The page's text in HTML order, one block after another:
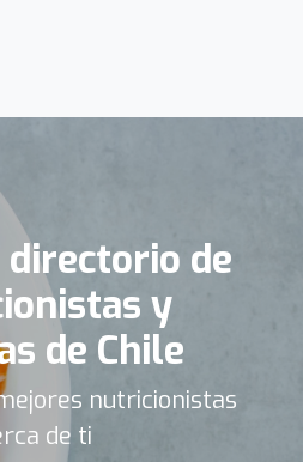
de
y
de Chile
nutricionistas
de ti